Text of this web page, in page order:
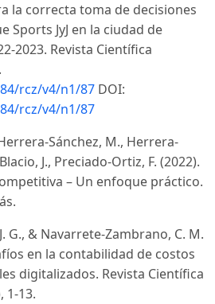
la correcta toma de decisiones
Sports JyJ en la ciudad de
2023. Revista Científica
rcz/v4/n1/87 DOI:
rcz/v4/n1/87
Sánchez, M., Herrera-
J., Preciado-Ortiz, F. (2022).
– Un enfoque práctico.
G., & Navarrete-Zambrano, C. M.
en la contabilidad de costos
digitalizados. Revista Científica
1-13.